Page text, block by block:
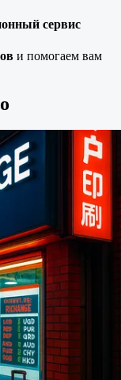
сервис
и помогаем вам